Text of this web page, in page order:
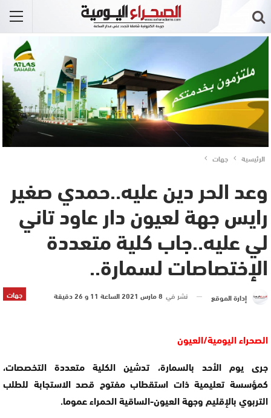
الرئيسية جهات
وعد الحر دين عليه..حمدي صغير
رايس جهة لعيون دار عاود تاني
لي عليه..جاب كلية متعددة
الإختصاصات لسمارة..
جهات إدارة الموقع نشر في 8 مارس 2021 الساعة 11 و 26 دقيقة
الصحراء اليومية/العيون
جرى يوم الأحد بالسمارة، تدشين الكلية متعددة التخصصات،
كمؤسسة تعليمية ذات استقطاب مفتوح قصد الاستجابة للطلب
التربوي بالإقليم وجهة العيون-الساقية الحمراء عموما.